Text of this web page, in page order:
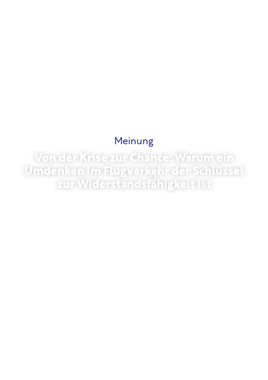
Meinung
Von der Krise zur Chance: Warum ein
Umdenken im Flugverkehr der Schlüssel
zur Widerstandsfähigkeit ist